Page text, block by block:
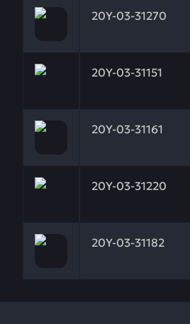
20Y-03-31270
Заказывая запчасти у нас,
20Y-03-31151
Заказывая запчасти у нас,
20Y-03-31161
Заказывая запчасти у нас,
20Y-03-31220
Заказывая запчасти у нас,
20Y-03-31182
Заказывая запчасти у нас,